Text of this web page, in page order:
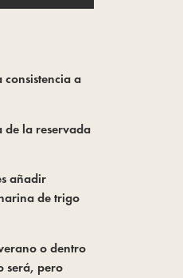
a
de la reservada
añadir
de trigo
o dentro
será, pero